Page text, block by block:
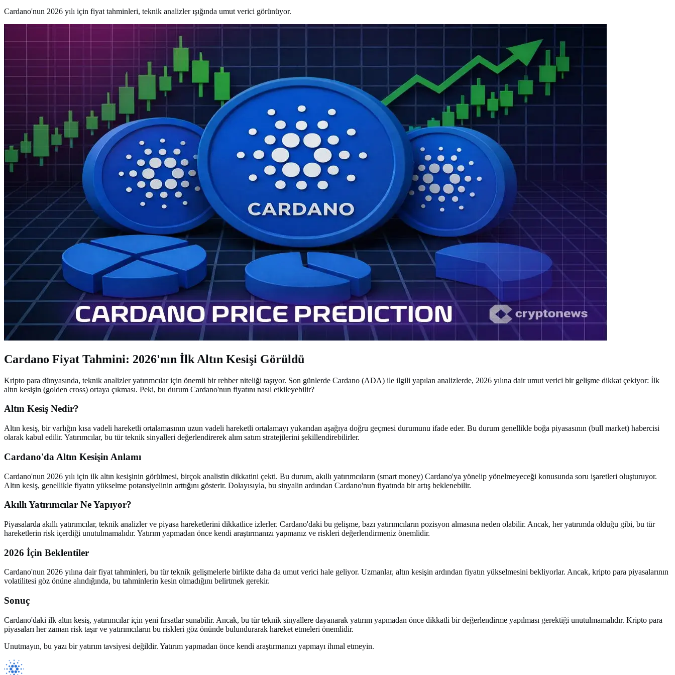
Cardano'nun 2026 yılı için fiyat tahminleri, teknik analizler ışığında umut verici görünüyor.
Cardano Fiyat Tahmini: 2026'nın İlk Altın Kesişi Görüldü
Kripto para dünyasında, teknik analizler yatırımcılar için önemli bir rehber niteliği taşıyor. Son günlerde Cardano (ADA) ile ilgili yapılan analizlerde, 2026 yılına dair umut verici bir gelişme dikkat çekiyor: İlk
altın kesişin (golden cross) ortaya çıkması. Peki, bu durum Cardano'nun fiyatını nasıl etkileyebilir?
Altın Kesiş Nedir?
Altın kesiş, bir varlığın kısa vadeli hareketli ortalamasının uzun vadeli hareketli ortalamayı yukarıdan aşağıya doğru geçmesi durumunu ifade eder. Bu durum genellikle boğa piyasasının (bull market) habercisi
olarak kabul edilir. Yatırımcılar, bu tür teknik sinyalleri değerlendirerek alım satım stratejilerini şekillendirebilirler.
Cardano'da Altın Kesişin Anlamı
Cardano'nun 2026 yılı için ilk altın kesişinin görülmesi, birçok analistin dikkatini çekti. Bu durum, akıllı yatırımcıların (smart money) Cardano'ya yönelip yönelmeyeceği konusunda soru işaretleri oluşturuyor.
Altın kesiş, genellikle fiyatın yükselme potansiyelinin arttığını gösterir. Dolayısıyla, bu sinyalin ardından Cardano'nun fiyatında bir artış beklenebilir.
Akıllı Yatırımcılar Ne Yapıyor?
Piyasalarda akıllı yatırımcılar, teknik analizler ve piyasa hareketlerini dikkatlice izlerler. Cardano'daki bu gelişme, bazı yatırımcıların pozisyon almasına neden olabilir. Ancak, her yatırımda olduğu gibi, bu tür
hareketlerin risk içerdiği unutulmamalıdır. Yatırım yapmadan önce kendi araştırmanızı yapmanız ve riskleri değerlendirmeniz önemlidir.
2026 İçin Beklentiler
Cardano'nun 2026 yılına dair fiyat tahminleri, bu tür teknik gelişmelerle birlikte daha da umut verici hale geliyor. Uzmanlar, altın kesişin ardından fiyatın yükselmesini bekliyorlar. Ancak, kripto para piyasalarının
volatilitesi göz önüne alındığında, bu tahminlerin kesin olmadığını belirtmek gerekir.
Sonuç
Cardano'daki ilk altın kesiş, yatırımcılar için yeni fırsatlar sunabilir. Ancak, bu tür teknik sinyallere dayanarak yatırım yapmadan önce dikkatli bir değerlendirme yapılması gerektiği unutulmamalıdır. Kripto para
piyasaları her zaman risk taşır ve yatırımcıların bu riskleri göz önünde bulundurarak hareket etmeleri önemlidir.
Unutmayın, bu yazı bir yatırım tavsiyesi değildir. Yatırım yapmadan önce kendi araştırmanızı yapmayı ihmal etmeyin.